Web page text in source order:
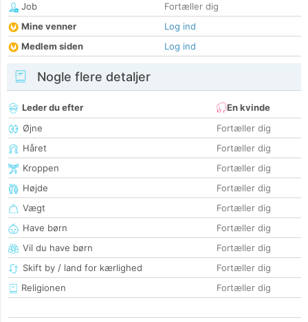
Job
Fortæller dig
Mine venner
Log ind
Medlem siden
Log ind
Nogle flere detaljer
Leder du efter
En kvinde
Øjne
Fortæller dig
Håret
Fortæller dig
Kroppen
Fortæller dig
Højde
Fortæller dig
Vægt
Fortæller dig
Have børn
Fortæller dig
Vil du have børn
Fortæller dig
Skift by / land for kærlighed
Fortæller dig
Religionen
Fortæller dig